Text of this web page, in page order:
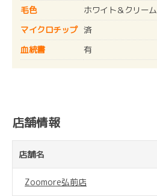
毛色
ホワイト＆クリーム
マイクロチップ 済
血統書
有
店舗情報
店舗名
Zoomore弘前店